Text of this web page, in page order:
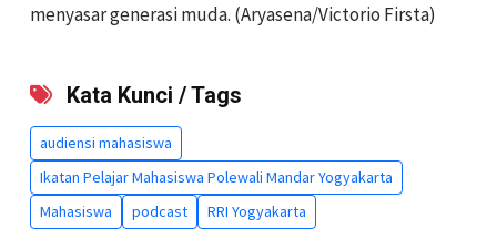
menyasar generasi muda. (Aryasena/Victorio Firsta)
Kata Kunci / Tags
audiensi mahasiswa
Ikatan Pelajar Mahasiswa Polewali Mandar Yogyakarta
Mahasiswa
podcast RRI Yogyakarta